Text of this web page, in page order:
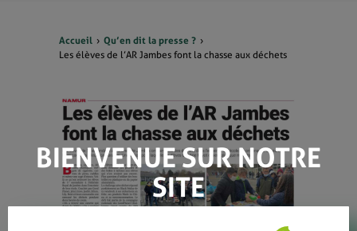
Accueil
Qu’en dit la presse ?
Les élèves de l’AR Jambes font la chasse aux déchets
BIENVENUE SUR NOTRE
SITE